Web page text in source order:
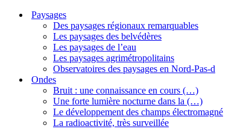
Paysages
Des paysages régionaux remarquables
Les paysages des belvédères
Les paysages de l’eau
Les paysages agrimétropolitains
Observatoires des paysages en Nord-Pas-d
Ondes
Bruit : une connaissance en cours (…)
Une forte lumière nocturne dans la (…)
Le développement des champs électromagné
La radioactivité, très surveillée